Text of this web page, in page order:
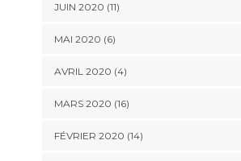
JUIN 2020 (11)
MAI 2020 (6)
AVRIL 2020 (4)
MARS 2020 (16)
FÉVRIER 2020 (14)